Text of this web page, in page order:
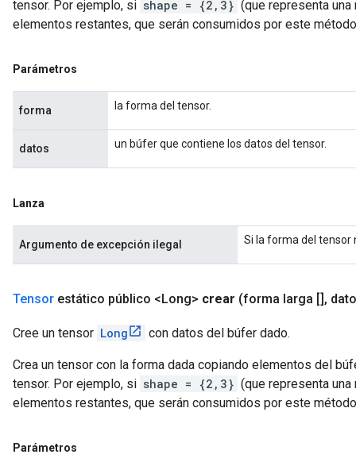
tensor. Por ejemplo, si shape = {2,3} (que representa
elementos restantes, que serán consumidos por este
Parámetros
forma la forma del tensor.
datos un búfer que contiene los datos del tensor.
Lanza
Argumento de excepción ilegal Si la forma del tensor
Tensor estático público <Long> crear (forma larga [] ,
Cree un tensor Long con datos del búfer dado.
Crea un tensor con la forma dada copiando elementos del
tensor. Por ejemplo, si shape = {2,3} (que representa
elementos restantes, que serán consumidos por este
Parámetros